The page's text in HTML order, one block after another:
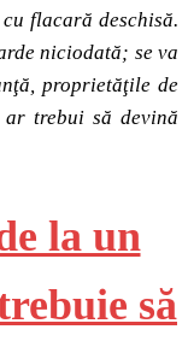
flacară deschisă.
niciodată; se va
proprietăţile de
trebui să devină
la un
să